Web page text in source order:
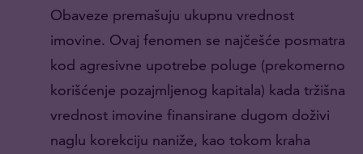
Obaveze premašuju ukupnu vrednost
imovine. Ovaj fenomen se najčešće posmatra
kod agresivne upotrebe poluge (prekomerno
korišćenje pozajmljenog kapitala) kada tržišna
vrednost imovine finansirane dugom doživi
naglu korekciju naniže, kao tokom kraha